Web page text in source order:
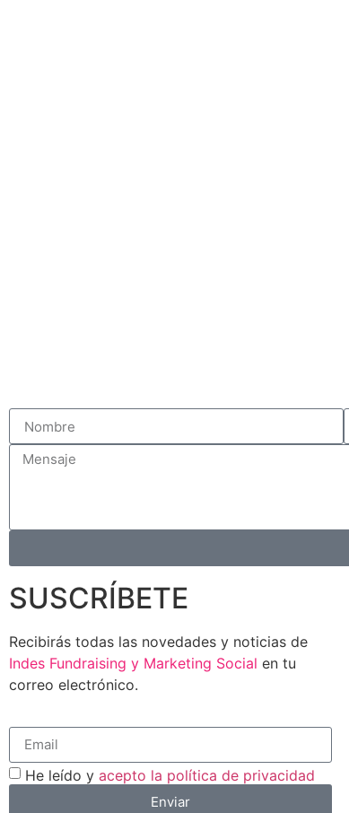
SUSCRÍBETE
Recibirás todas las novedades y noticias de
Indes Fundraising y Marketing Social en tu
correo electrónico.
He leído y acepto la política de privacidad
Enviar